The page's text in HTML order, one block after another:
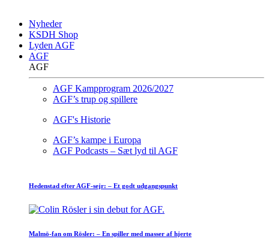
Nyheder
KSDH Shop
Lyden AGF
AGF
AGF
AGF Kampprogram 2026/2027
AGF’s trup og spillere
AGF's Historie
AGF’s kampe i Europa
AGF Podcasts – Sæt lyd til AGF
Hedenstad efter AGF-sejr: – Et godt udgangspunkt
Malmö-fan om Rösler: – En spiller med masser af hjerte